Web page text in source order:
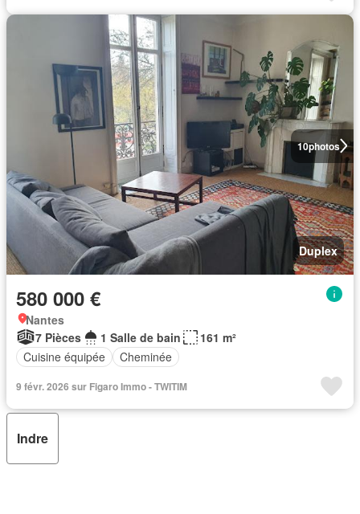
10photos
Duplex
580 000 €
Nantes
7 Pièces
1 Salle de bain
161 m²
Cuisine équipée
Cheminée
9 févr. 2026 sur Figaro Immo - TWITIM
Indre